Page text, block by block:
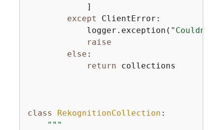
            ]
except ClientError:
            logger.exception(
raise
else :
return collections
class RekognitionCollection :
"""